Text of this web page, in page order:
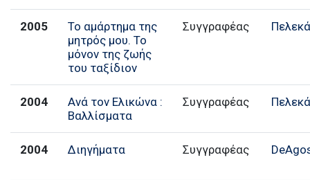
2005
Το αμάρτημα της
μητρός μου. Το
μόνον της ζωής
του ταξίδιον
Συγγραφέας
2004
Ανά τον Ελικώνα :
Βαλλίσματα
Συγγραφέας
2004 Διηγήματα Συγγραφέας